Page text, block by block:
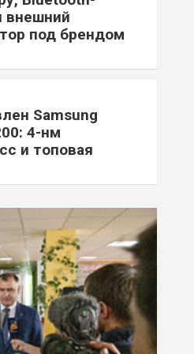
внешний
под брендом
Samsung
4-нм
и топовая